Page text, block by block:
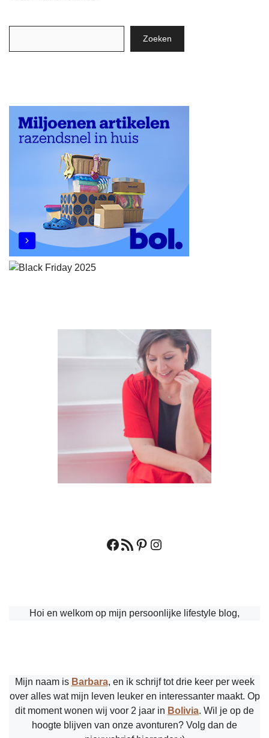
Zoeken
Facebook
RSS feedPinterest
Instagram
Hoi en welkom op mijn persoonlijke lifestyle blog,
Mijn naam is Barbara, en ik schrijf tot drie keer per week
over alles wat mijn leven leuker en interessanter maakt. Op
dit moment wonen wij voor 2 jaar in Bolivia. Wil je op de
hoogte blijven van onze avonturen? Volg dan de